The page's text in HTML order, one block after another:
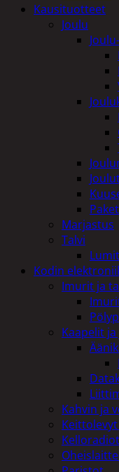
Kausituotteet
Joulu
Marjastus
Talvi
Kodin
Imurit ja
Kaapelit
Kahvin ja